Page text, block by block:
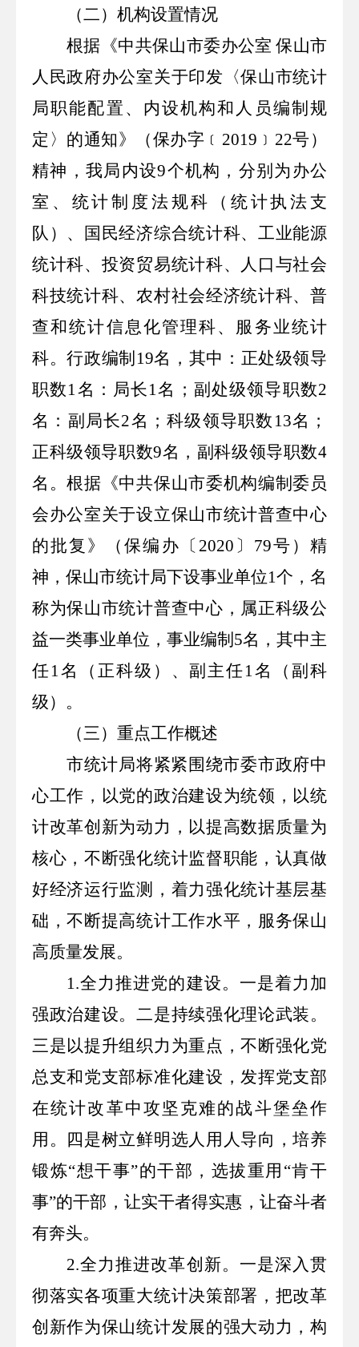
（二）机构设置情况
根据《中共保山市委办公室 保山市
人民政府办公室关于印发〈保山市统计
局职能配置、内设机构和人员编制规
定〉的通知》（保办字﹝ 2019 ﹞ 22号）
精神，我局内设9个机构，分别为办公
室、统计制度法规科（统计执法支
队）、国民经济综合统计科、工业能源
统计科、投资贸易统计科、人口与社会
科技统计科、农村社会经济统计科、普
查和统计信息化管理科、服务业统计
科。行政编制 19名，其中：正处级领导
职数1名：局长1名；副处级领导职数2
名：副局长2名；科级领导职数 13名；
正科级领导职数9名，副科级领导职数4
名。根据《中共保山市委机构编制委员
会办公室关于设立保山市统计普查中心
的批复》（保编办〔 2020 〕 79号）精
神，保山市统计局下设事业单位1个，名
称为保山市统计普查中心，属正科级公
益一类事业单位，事业编制 5名，其中主
任1名（正科级）、副主任1名（副科
级）。
（三）重点工作概述
市统计局将紧紧围绕市委市政府中
心工作，以党的政治建设为统领，以统
计改革创新为动力，以提高数据质量为
核心，不断强化统计监督职能，认真做
好经济运行监测，着力强化统计基层基
础，不断提高统计工作水平，服务保山
高质量发展。
1.全力推进党的建设。一是着力加
强政治建设。二是持续强化理论武装。
三是以提升组织力为重点，不断强化党
总支和党支部标准化建设，发挥党支部
在统计改革中攻坚克难的战斗堡垒作
用。四是树立鲜明选人用人导向，培养
锻炼“想干事”的干部，选拔重用 “肯干
事”的干部，让实干者得实惠，让奋斗者
有奔头。
2.全力推进改革创新。一是深入贯
彻落实各项重大统计决策部署，把改革
创新作为保山统计发展的强大动力，构